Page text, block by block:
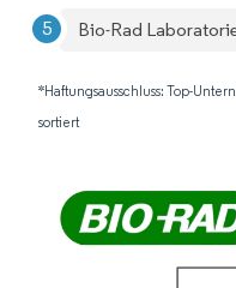
Bio-Rad
*Haftungsausschluss: Top-
sortiert